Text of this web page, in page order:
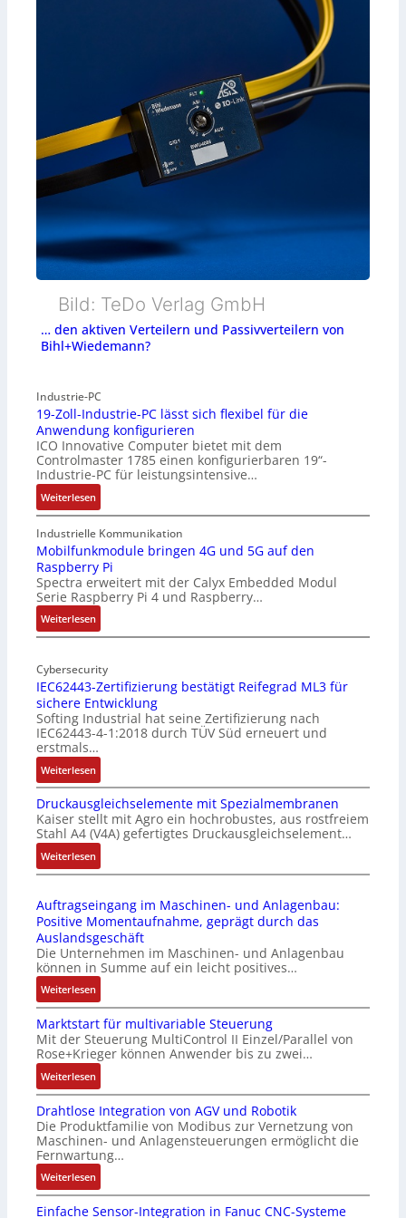
Bild: TeDo Verlag GmbH
… den aktiven Verteilern und Passivverteilern von
Bihl+Wiedemann?
Industrie-PC
19-Zoll-Industrie-PC lässt sich flexibel für die
Anwendung konfigurieren
ICO Innovative Computer bietet mit dem
Controlmaster 1785 einen konfigurierbaren 19“-
Industrie-PC für leistungsintensive…
Weiterlesen:
1
9
-
Z
o
l
l
-
n
d
u
s
t
r
i
e
-
P
C
l
ä
s
t
s
i
c
h
f
l
e
x
i
b
e
l
f
ü
r
Industrielle Kommunikation
Mobilfunkmodule bringen 4G und 5G auf den
Raspberry Pi
Spectra erweitert mit der Calyx Embedded Modul
Serie Raspberry Pi 4 und Raspberry…
Weiterlesen:
M
b
i
l
f
u
n
k
m
o
d
u
l
e
r
i
n
g
e
n
G
u
n
d
5
G
a
u
d
Cybersecurity
IEC62443-Zertifizierung bestätigt Reifegrad ML3 für
sichere Entwicklung
Softing Industrial hat seine Zertifizierung nach
IEC62443-4-1:2018 durch TÜV Süd erneuert und
erstmals…
Weiterlesen:
I
E
6
2
4
3
-
Z
e
r
t
i
f
i
z
i
e
u
n
g
b
e
Druckausgleichselemente mit Spezialmembranen
Kaiser stellt mit Agro ein hochrobustes, aus rostfreiem
Stahl A4 (V4A) gefertigtes Druckausgleichselement…
Weiterlesen:
D
u
c
k
a
u
s
g
l
e
i
c
h
e
l
e
m
e
Auftragseingang im Maschinen- und Anlagenbau:
Positive Momentaufnahme, geprägt durch das
Auslandsgeschäft
Die Unternehmen im Maschinen- und Anlagenbau
können in Summe auf ein leicht positives…
Weiterlesen:
A
u
f
t
r
a
g
s
e
i
n
g
a
Marktstart für multivariable Steuerung
Mit der Steuerung MultiControl II Einzel/Parallel von
Rose+Krieger können Anwender bis zu zwei…
Weiterlesen:
M
a
r
k
t
s
t
a
Drahtlose Integration von AGV und Robotik
Die Produktfamilie von Modibus zur Vernetzung von
Maschinen- und Anlagensteuerungen ermöglicht die
Fernwartung…
Weiterlesen:
D
r
Einfache Sensor-Integration in Fanuc CNC-Systeme